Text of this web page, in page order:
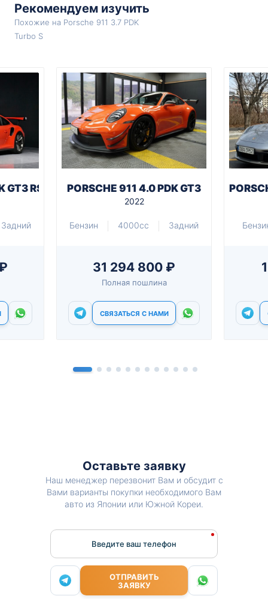
Рекомендуем изучить
Похожие на Porsche 911 3.7 PDK
Turbo S
GT3 RS
Задний
PORSCHE 911 4.0 PDK GT3
2022
Бензин 4000cc Задний
31 294 800 ₽
Полная пошлина
СВЯЗАТЬСЯ С НАМИ
Оставьте заявку
Наш менеджер перезвонит Вам и обсудит с
Вами варианты покупки необходимого Вам
авто из Японии или Южной Кореи.
Введите ваш телефон
ОТПРАВИТЬ
ЗАЯВКУ